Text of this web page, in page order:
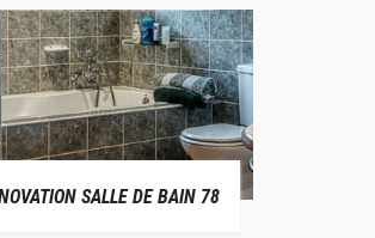
SALLE DE BAIN 78